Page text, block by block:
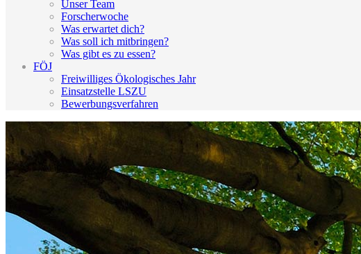
Unser Team
Forscherwoche
Was erwartet dich?
Was soll ich mitbringen?
Was gibt es zu essen?
FÖJ
Freiwilliges Ökologisches Jahr
Einsatzstelle LSZU
Bewerbungsverfahren